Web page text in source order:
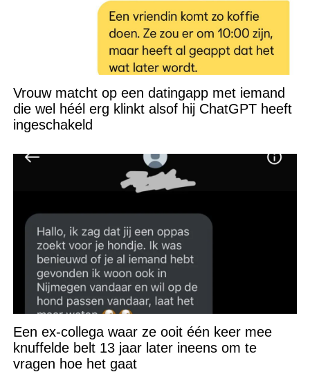
Vrouw matcht op een datingapp met iemand
die wel héél erg klinkt alsof hij ChatGPT heeft
ingeschakeld
Een ex-collega waar ze ooit één keer mee
knuffelde belt 13 jaar later ineens om te
vragen hoe het gaat